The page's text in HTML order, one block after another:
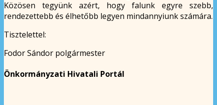
Közösen tegyünk azért, hogy falunk egyre szebb,
rendezettebb és élhetőbb legyen mindannyiunk számára.
Tisztelettel:
Fodor Sándor polgármester
Önkormányzati Hivatali Portál